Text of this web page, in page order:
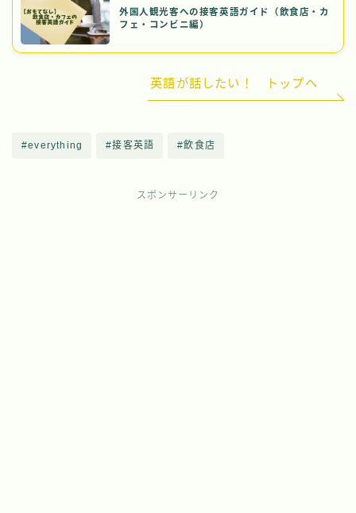
外国人観光客への接客英語ガイド（飲食店・カ
フェ・コンビニ編）
英語が話したい！ トップヘ
#everything #接客英語 #飲食店
スポンサーリンク